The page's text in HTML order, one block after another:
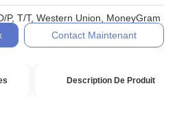
P, T/T, Western Union, MoneyGram
Contact Maintenant
Description De Produit